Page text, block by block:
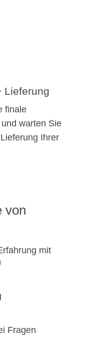
Lieferung
finale
warten Sie
Ihrer
von
mit
Fragen